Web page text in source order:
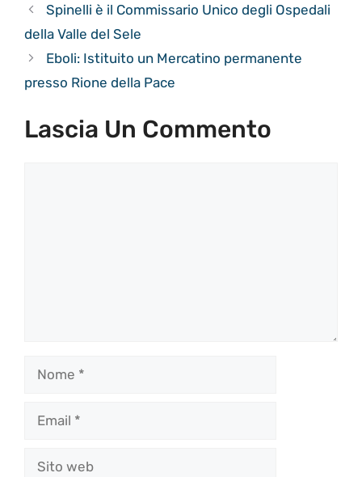
Spinelli è il Commissario Unico degli Ospedali
della Valle del Sele
Eboli: Istituito un Mercatino permanente
presso Rione della Pace
Lascia Un Commento